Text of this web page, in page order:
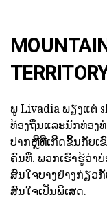
ພູ Livadia ພຽງແຕ່
ທ້ອງຖິ່ນແລະນັກທ່ອງ
ປາກຫຼືທີ່ເກີດຂຶ້ນກັບເ
ຄົນທີ່. ພວກເຮົາຮູ້ວ່າ
ສົນໃຈບາງຢ່າງກ່ຽວ
ສົນໃຈເປັນພິເສດ.